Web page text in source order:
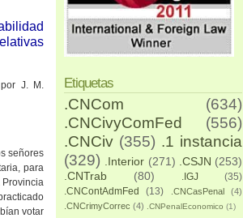
J. M.
señores
para
Provincia
votar
Etiquetas
.CNCom
(634)
.CNCivyComFed
(556)
.CNCiv (355) .1 instancia
(329)
.Interior (271) .CSJN (253)
.CNTrab
(80) .IGJ
(35)
.CNContAdmFed
(13) .CNCasPenal
(4)
.CNCrimyCorrec (4) .CNPenalEconomico (1)